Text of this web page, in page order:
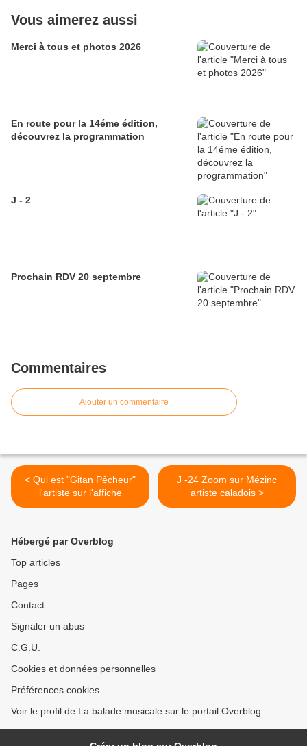
Vous aimerez aussi
Merci à tous et photos 2026
En route pour la 14éme édition,
découvrez la programmation
J - 2
Prochain RDV 20 septembre
Commentaires
Ajouter un commentaire
< Qui est "Gitan Pêcheur"
l'artiste sur l'affiche
J -24 Zoom sur Mézinc
artiste caladois >
Hébergé par Overblog
Top articles
Pages
Contact
Signaler un abus
C.G.U.
Cookies et données personnelles
Préférences cookies
Voir le profil de La balade musicale sur le portail Overblog